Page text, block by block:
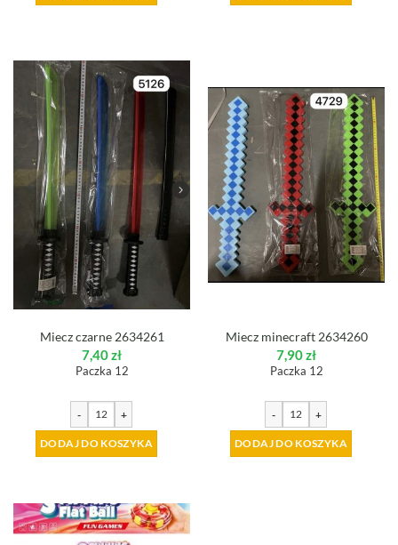
Miecz czarne 2634261
7,40zł
Paczka 12
- +
DODAJ DO KOSZYKA
Miecz minecraft 2634260
7,90zł
Paczka 12
- +
DODAJ DO KOSZYKA